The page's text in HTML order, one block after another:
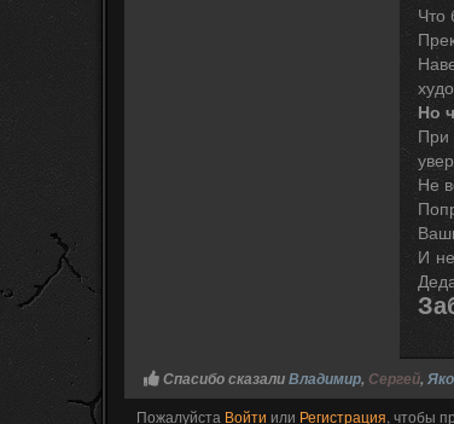
Что
Но
При
Не
И
Спасибо сказалиВладимир, Сергей,
Пожалуйста Войти или Регистрация, чтобы